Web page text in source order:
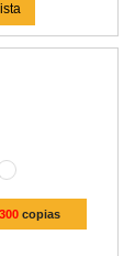
300 copias